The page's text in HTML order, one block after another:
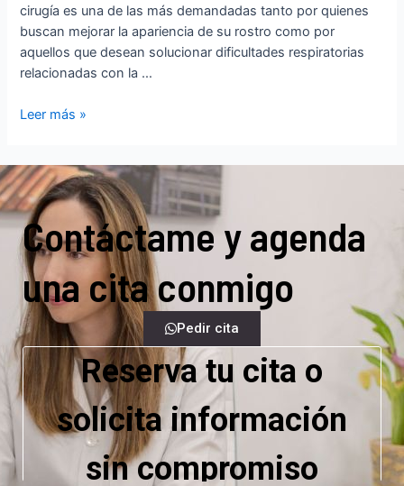
cirugía es una de las más demandadas tanto por quienes
buscan mejorar la apariencia de su rostro como por
aquellos que desean solucionar dificultades respiratorias
relacionadas con la …
Leer más »
Contáctame y agenda
una cita conmigo
Pedir cita